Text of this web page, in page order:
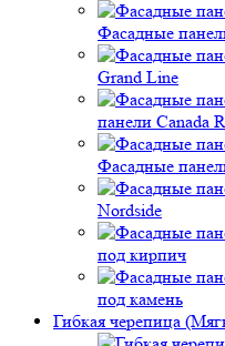
Фасадные
Grand Line
панели Canada
Фасадные
Nordside
под кирпич
под камень
Гибкая черепица